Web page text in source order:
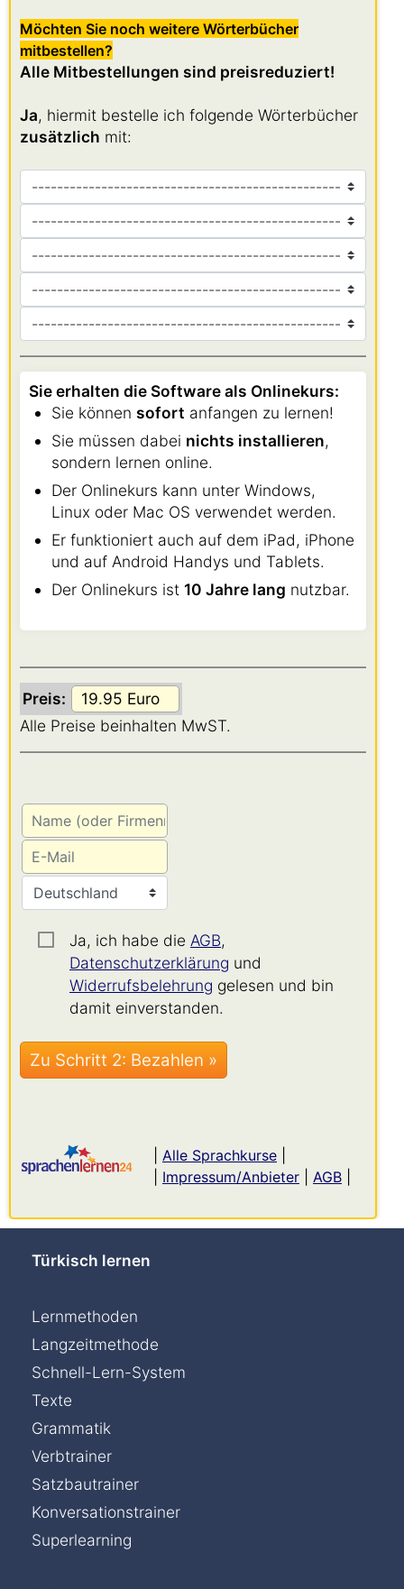
Möchten Sie noch weitere Wörterbücher
mitbestellen?
Alle Mitbestellungen sind preisreduziert!
Ja, hiermit bestelle ich folgende Wörterbücher
zusätzlich mit:
Sie erhalten die Software als Onlinekurs:
Sie können sofort anfangen zu lernen!
Sie müssen dabei nichts installieren,
sondern lernen online.
Der Onlinekurs kann unter Windows,
Linux oder Mac OS verwendet werden.
Er funktioniert auch auf dem iPad, iPhone
und auf Android Handys und Tablets.
Der Onlinekurs ist 10 Jahre lang nutzbar.
Preis:
Alle Preise beinhalten MwST.
Ja, ich habe die AGB,
Datenschutzerklärung und
Widerrufsbelehrung gelesen und bin
damit einverstanden.
Alle Sprachkurse
Impressum/Anbieter AGB
Türkisch lernen
Lernmethoden
Langzeitmethode
Schnell-Lern-System
Texte
Grammatik
Verbtrainer
Satzbautrainer
Konversationstrainer
Superlearning